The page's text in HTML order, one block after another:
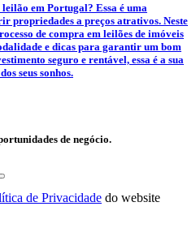
em Portugal? Essa é uma
propriedades a preços atrativos. Neste
de compra em leilões de imóveis
e dicas para garantir um bom
seguro e rentável, essa é a sua
seus sonhos.
de negócio.
de Privacidade do website